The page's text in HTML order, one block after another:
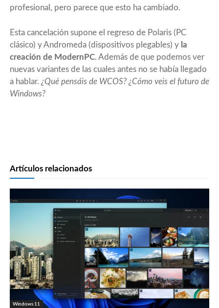
profesional, pero parece que esto ha cambiado.
Esta cancelación supone el regreso de Polaris (PC
clásico) y Andromeda (dispositivos plegables) y la
creación de ModernPC. Además de que podemos ver
nuevas variantes de las cuales antes no se había llegado
a hablar. ¿Qué pensáis de WCOS? ¿Cómo veis el futuro de
Windows?
Artículos relacionados
Windows 11